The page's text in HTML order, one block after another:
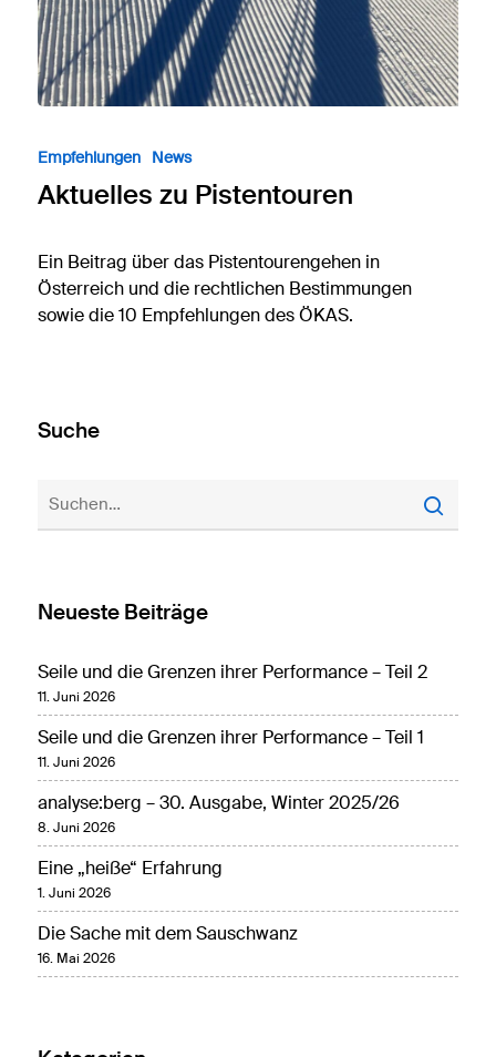
Empfehlungen News
Aktuelles zu Pistentouren
Ein Beitrag über das Pistentourengehen in
Österreich und die rechtlichen Bestimmungen
sowie die 10 Empfehlungen des ÖKAS.
Suche
Neueste Beiträge
Seile und die Grenzen ihrer Performance – Teil 2
11. Juni 2026
Seile und die Grenzen ihrer Performance – Teil 1
11. Juni 2026
analyse:berg – 30. Ausgabe, Winter 2025/26
8. Juni 2026
Eine „heiße“ Erfahrung
1. Juni 2026
Die Sache mit dem Sauschwanz
16. Mai 2026